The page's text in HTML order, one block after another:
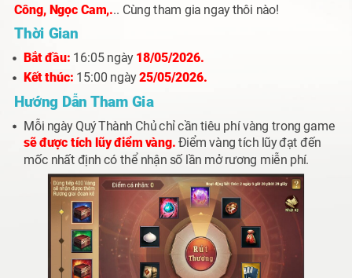
Công, Ngọc Cam,... Cùng tham gia ngay thôi nào!
Thời Gian
Bắt đầu: 16:05 ngày18/05/2026.
Kết thúc: 15:00 ngày25/05/2026.
Hướng Dẫn Tham Gia
Mỗi ngày Quý Thành Chủ chỉ cầntiêu phí vàng trong game
sẽ được tích lũy điểm vàng. Điểm vàng tích lũy đạt đến
mốc nhất định có thể nhận số lần mở rương miễn phí.